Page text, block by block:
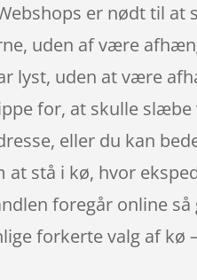
er nødt til at
uden af være
lyst, uden at være
for, at skulle
eller du kan
stå i kø, hvor
foregår online
forkerte valg af kø